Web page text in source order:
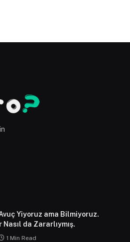
Yiyoruz ama Bilmiyoruz.
Nasıl da Zararlıymış.
1 Min Read